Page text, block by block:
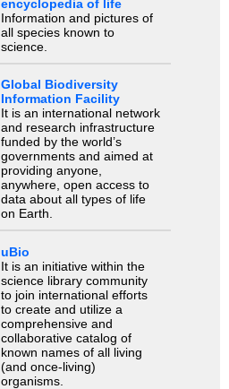
encyclopedia of life
Information and pictures of
all species known to
science.
Global Biodiversity
Information Facility
It is an international network
and research infrastructure
funded by the world’s
governments and aimed at
providing anyone,
anywhere, open access to
data about all types of life
on Earth.
uBio
It is an initiative within the
science library community
to join international efforts
to create and utilize a
comprehensive and
collaborative catalog of
known names of all living
(and once-living)
organisms.